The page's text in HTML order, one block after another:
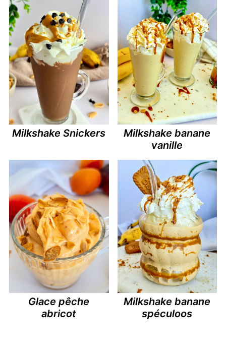
Milkshake Snickers
Milkshake banane
vanille
Glace pêche
abricot
Milkshake banane
spéculoos